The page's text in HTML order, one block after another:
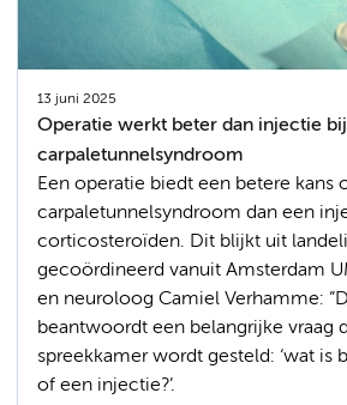
13 juni 2025
Operatie werkt beter dan injectie
carpaletunnelsyndroom
Een operatie biedt een betere kans
carpaletunnelsyndroom dan een
corticosteroïden. Dit blijkt uit
gecoördineerd vanuit Amsterdam
en neuroloog Camiel Verhamme:
beantwoordt een belangrijke vraag
spreekkamer wordt gesteld: ‘wat is
of een injectie?’.